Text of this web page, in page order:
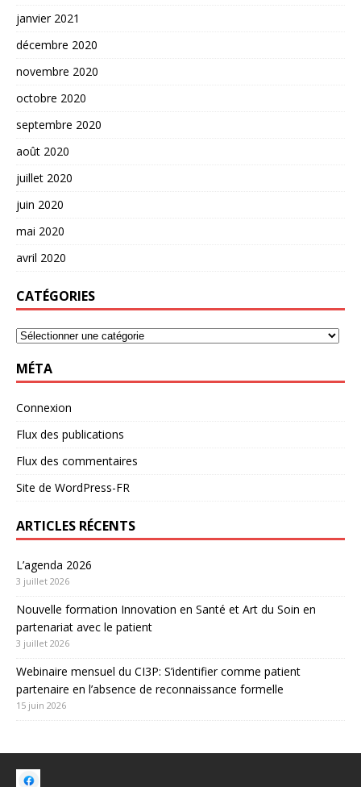
janvier 2021
décembre 2020
novembre 2020
octobre 2020
septembre 2020
août 2020
juillet 2020
juin 2020
mai 2020
avril 2020
CATÉGORIES
MÉTA
Connexion
Flux des publications
Flux des commentaires
Site de WordPress-FR
ARTICLES RÉCENTS
L’agenda 2026
3 juillet 2026
Nouvelle formation Innovation en Santé et Art du Soin en
partenariat avec le patient
3 juillet 2026
Webinaire mensuel du CI3P: S’identifier comme patient
partenaire en l’absence de reconnaissance formelle
15 juin 2026